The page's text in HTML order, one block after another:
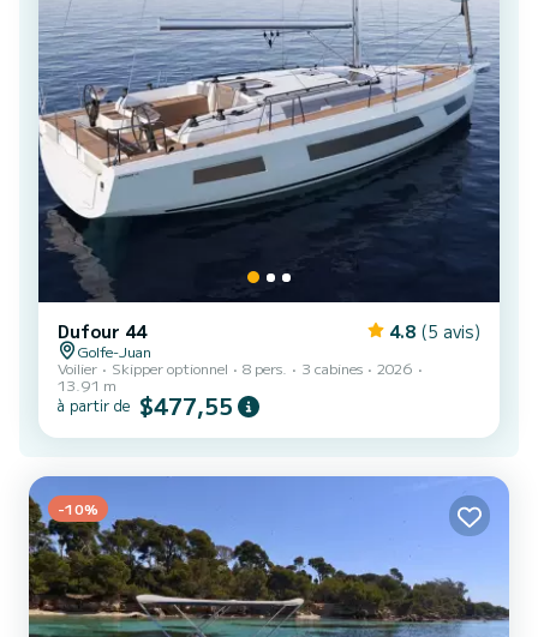
Dufour 44 4.8 (5 avis)
Golfe-Juan
Voilier
Skipper optionnel 8 pers. 3 cabines
2026
13.91 m
à partir de $477,55
-10%